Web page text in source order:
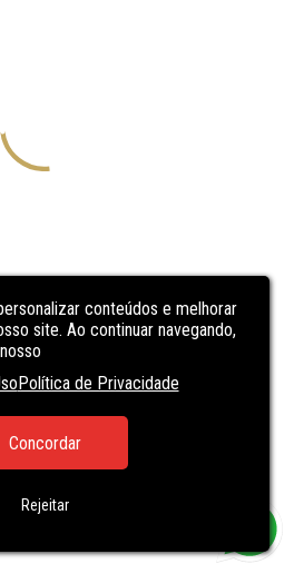
conteúdos e melhorar
site. Ao continuar navegando,
Política de Privacidade
Concordar
Rejeitar